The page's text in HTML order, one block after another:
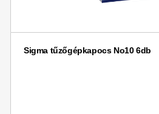
Sigma tűzőgépkapocs No10 6db